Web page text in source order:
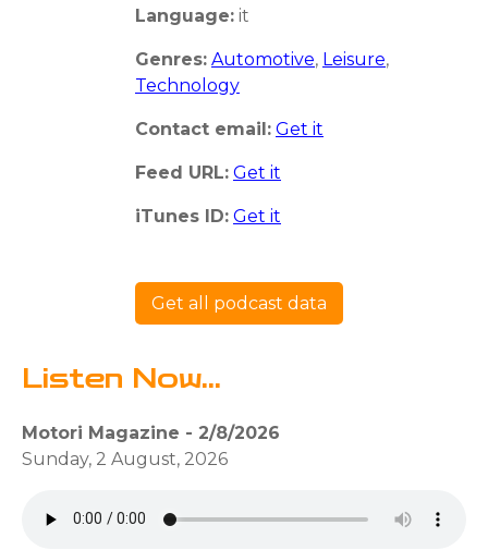
Language: it
Genres: Automotive, Leisure,
Technology
Contact email: Get it
Feed URL: Get it
iTunes ID: Get it
Get all podcast data
Listen Now...
Motori Magazine - 2/8/2026
Sunday, 2 August, 2026